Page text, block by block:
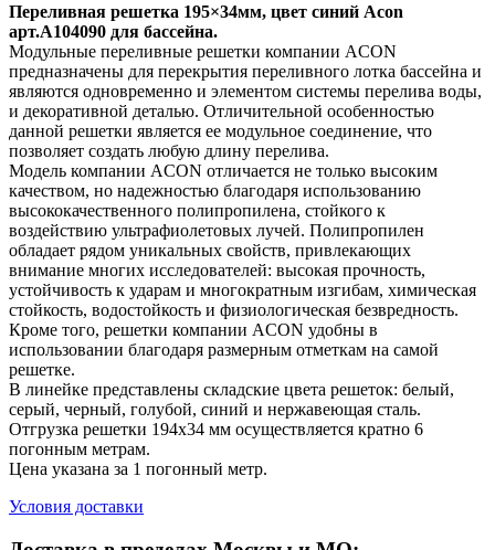
Переливная решетка 195×34мм, цвет синий Acon
арт.A104090 для бассейна.
Модульные переливные решетки компании ACON
предназначены для перекрытия переливного лотка бассейна и
являются одновременно и элементом системы перелива воды,
и декоративной деталью. Отличительной особенностью
данной решетки является ее модульное соединение, что
позволяет создать любую длину перелива.
Модель компании ACON отличается не только высоким
качеством, но надежностью благодаря использованию
высококачественного полипропилена, стойкого к
воздействию ультрафиолетовых лучей. Полипропилен
обладает рядом уникальных свойств, привлекающих
внимание многих исследователей: высокая прочность,
устойчивость к ударам и многократным изгибам, химическая
стойкость, водостойкость и физиологическая безвредность.
Кроме того, решетки компании ACON удобны в
использовании благодаря размерным отметкам на самой
решетке.
В линейке представлены складские цвета решеток: белый,
серый, черный, голубой, синий и нержавеющая сталь.
Отгрузка решетки 194х34 мм осуществляется кратно 6
погонным метрам.
Цена указана за 1 погонный метр.
Условия доставки